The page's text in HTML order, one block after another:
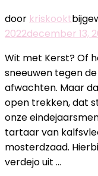
door kriskookt
2022december 13,
Wit met Kerst? Of
sneeuwen tegen
afwachten. Maar
open trekken, dat
onze
tartaar van
mosterdzaad.
verdejo uit …